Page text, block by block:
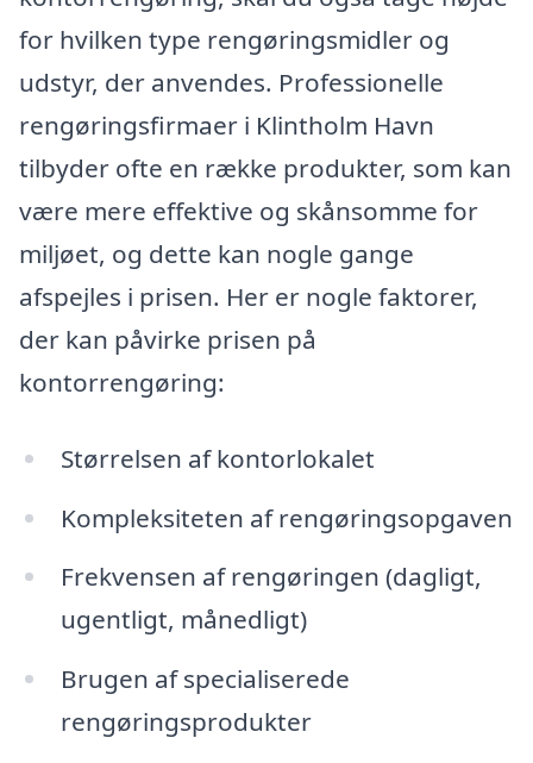
for hvilken type rengøringsmidler og
udstyr, der anvendes. Professionelle
rengøringsfirmaer i Klintholm Havn
tilbyder ofte en række produkter, som kan
være mere effektive og skånsomme for
miljøet, og dette kan nogle gange
afspejles i prisen. Her er nogle faktorer,
der kan påvirke prisen på
kontorrengøring:
Størrelsen af kontorlokalet
Kompleksiteten af rengøringsopgaven
Frekvensen af rengøringen (dagligt,
ugentligt, månedligt)
Brugen af specialiserede
rengøringsprodukter